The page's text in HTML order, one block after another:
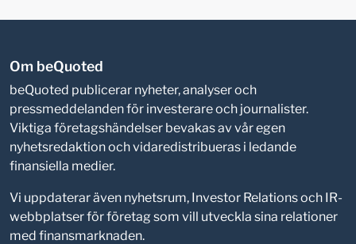
Om beQuoted
beQuoted publicerar nyheter, analyser och
pressmeddelanden för investerare och journalister.
Viktiga företagshändelser bevakas av vår egen
nyhetsredaktion och vidaredistribueras i ledande
finansiella medier.
Vi uppdaterar även nyhetsrum, Investor Relations och IR-
webbplatser för företag som vill utveckla sina relationer
med finansmarknaden.